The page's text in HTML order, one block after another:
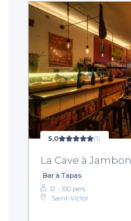
5,0 (1)
La Cave à Jambon
Bar à Tapas
12 - 100 pers.
Saint-Victor